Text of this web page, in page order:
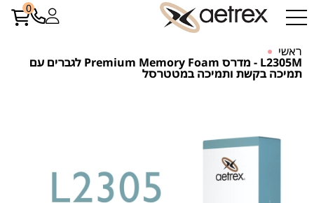
0
ראשי
L2305M - מדרס Premium Memory Foam לגברים עם
תמיכה בקשת ותמיכה במטטרסל